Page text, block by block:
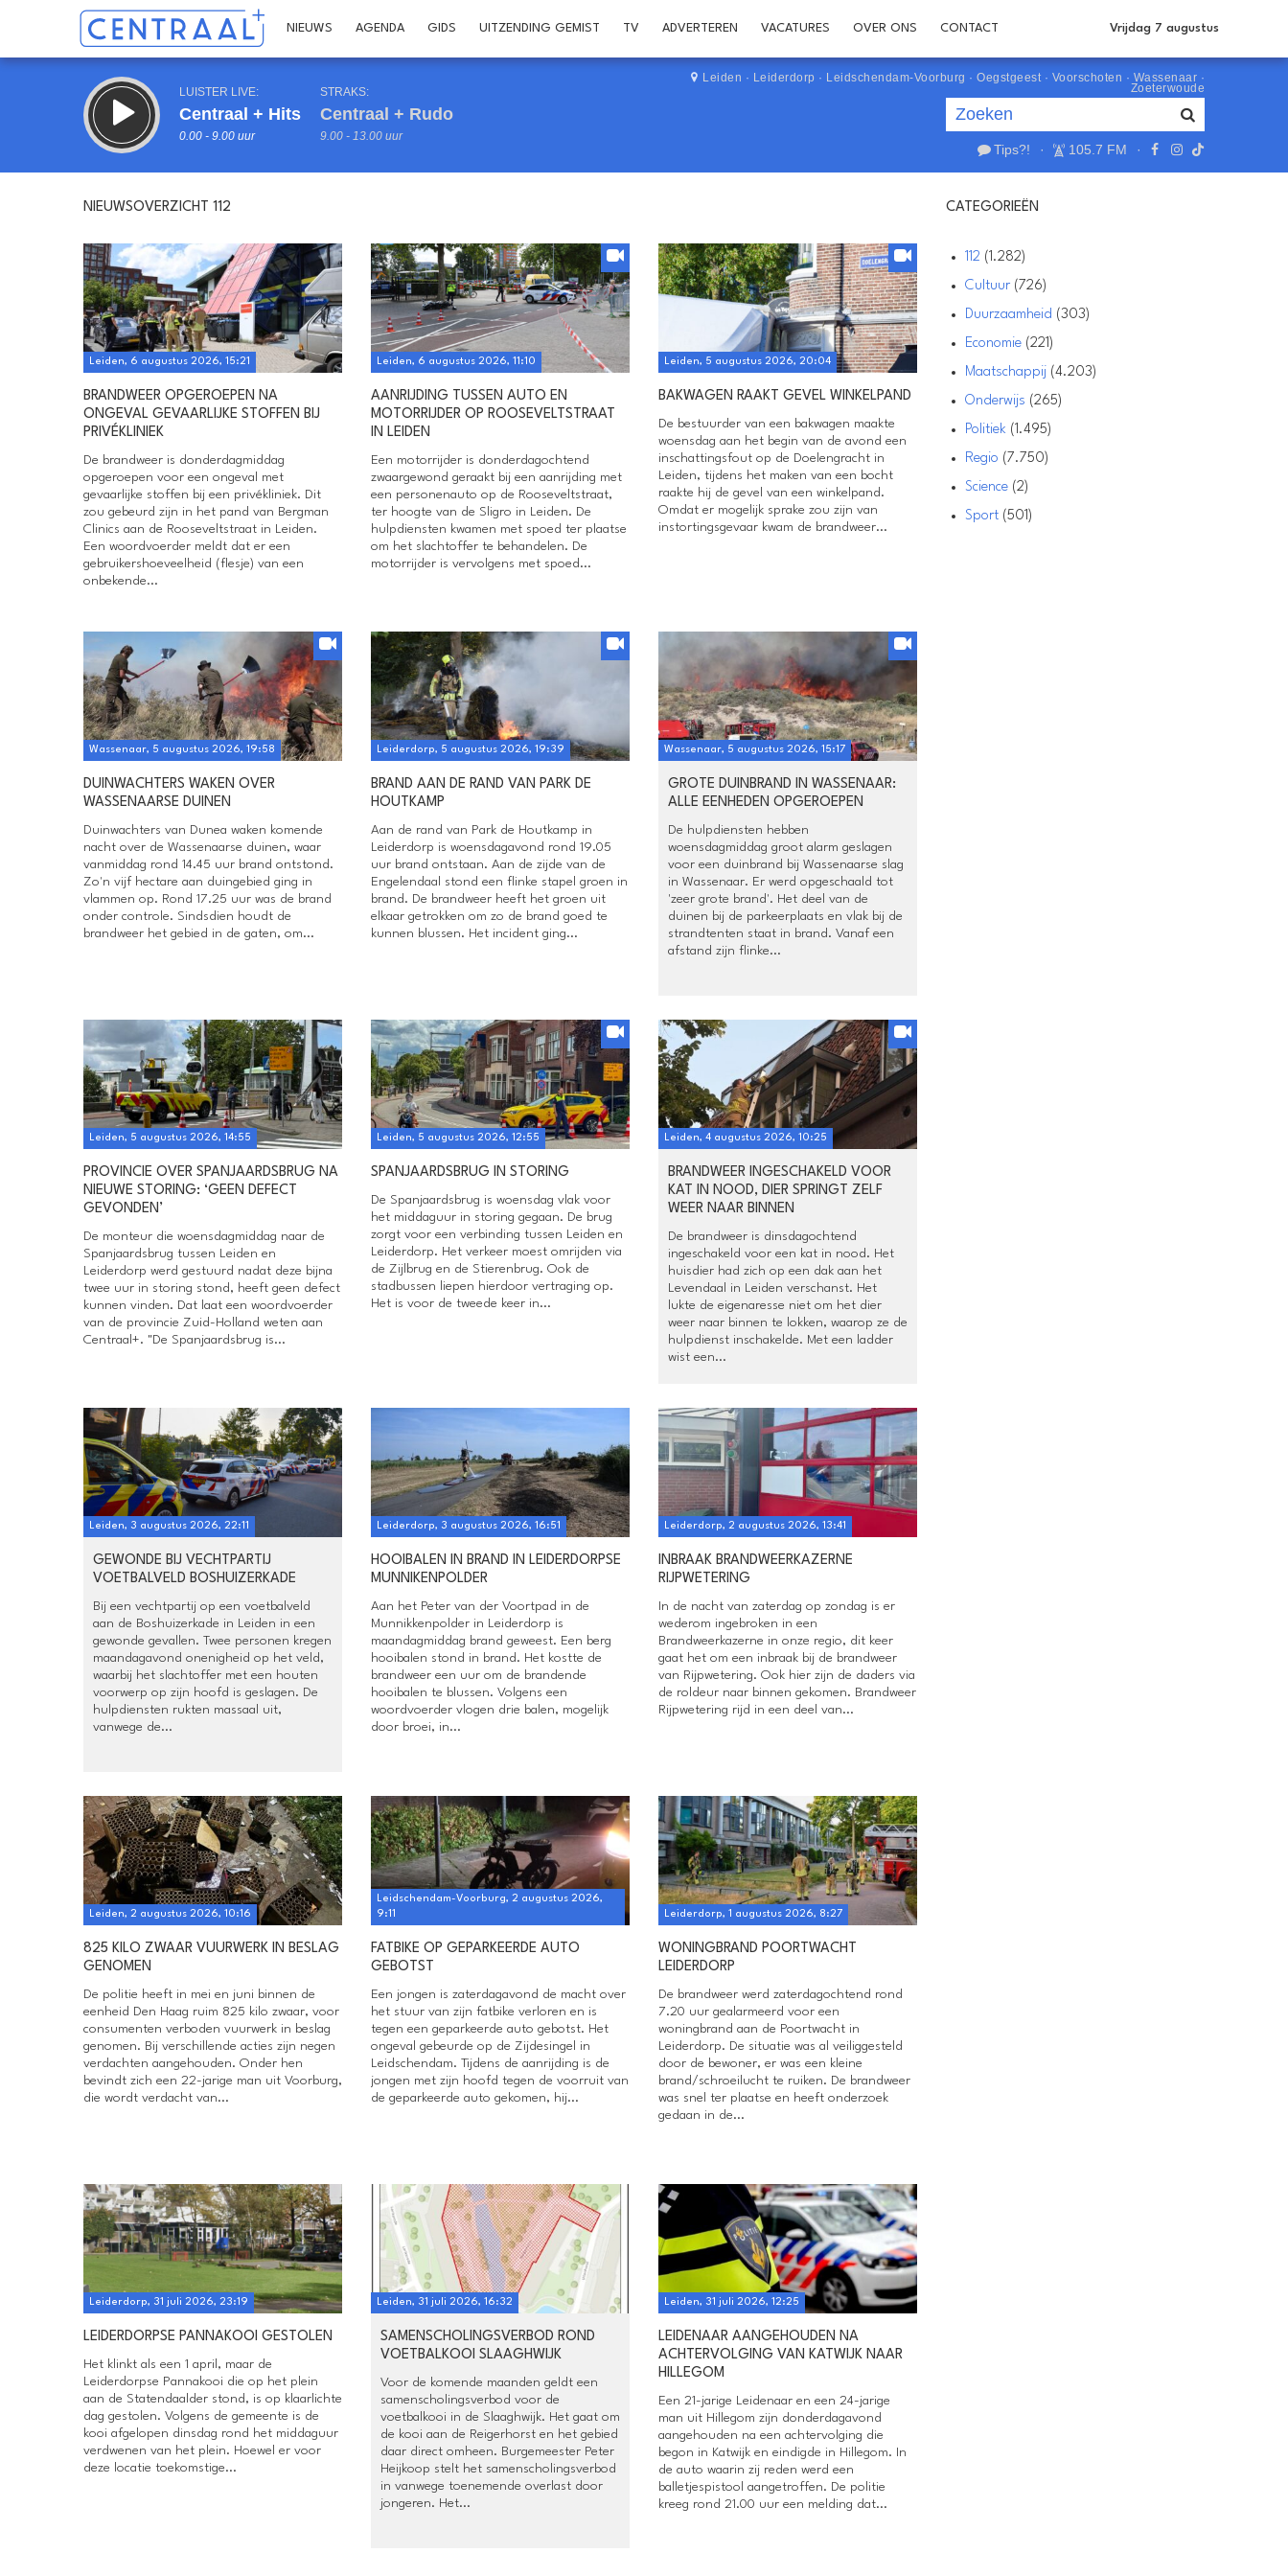
NIEUWS AGENDA GIDS UITZENDING GEMIST TV ADVERTEREN VACATURES OVER ONS CONTACT Vrijdag 7 augustus
LUISTER LIVE:
Centraal + Hits
0.00 - 9.00 uur
STRAKS:
Centraal + Rudo
9.00 - 13.00 uur
Leiden · Leiderdorp · Leidschendam-Voorburg · Oegstgeest· Voorschoten · Wassenaar ·
Zoeterwoude
Tips?! · 105.7 FM ·
Inklappen
NIEUWSOVERZICHT 112 CATEGORIEËN
Leiden, 6 augustus 2026, 15:21
BRANDWEER OPGEROEPEN NA
ONGEVAL GEVAARLIJKE STOFFEN BIJ
PRIVÉKLINIEK
De brandweer is donderdagmiddag
opgeroepen voor een ongeval met
gevaarlijke stoffen bij een privékliniek. Dit
zou gebeurd zijn in het pand van Bergman
Clinics aan de Rooseveltstraat in Leiden.
Een woordvoerder meldt dat er een
gebruikershoeveelheid (flesje) van een
onbekende...
Leiden, 6 augustus 2026, 11:10
AANRIJDING TUSSEN AUTO EN
MOTORRIJDER OP ROOSEVELTSTRAAT
IN LEIDEN
Een motorrijder is donderdagochtend
zwaargewond geraakt bij een aanrijding met
een personenauto op de Rooseveltstraat,
ter hoogte van de Sligro in Leiden. De
hulpdiensten kwamen met spoed ter plaatse
om het slachtoffer te behandelen. De
motorrijder is vervolgens met spoed...
Leiden, 5 augustus 2026, 20:04
BAKWAGEN RAAKT GEVEL WINKELPAND
De bestuurder van een bakwagen maakte
woensdag aan het begin van de avond een
inschattingsfout op de Doelengracht in
Leiden, tijdens het maken van een bocht
raakte hij de gevel van een winkelpand.
Omdat er mogelijk sprake zou zijn van
instortingsgevaar kwam de brandweer...
Wassenaar, 5 augustus 2026, 19:58
DUINWACHTERS WAKEN OVER
WASSENAARSE DUINEN
Duinwachters van Dunea waken komende
nacht over de Wassenaarse duinen, waar
vanmiddag rond 14.45 uur brand ontstond.
Zo'n vijf hectare aan duingebied ging in
vlammen op. Rond 17.25 uur was de brand
onder controle. Sindsdien houdt de
brandweer het gebied in de gaten, om...
Leiderdorp, 5 augustus 2026, 19:39
BRAND AAN DE RAND VAN PARK DE
HOUTKAMP
Aan de rand van Park de Houtkamp in
Leiderdorp is woensdagavond rond 19.05
uur brand ontstaan. Aan de zijde van de
Engelendaal stond een flinke stapel groen in
brand. De brandweer heeft het groen uit
elkaar getrokken om zo de brand goed te
kunnen blussen. Het incident ging...
Wassenaar, 5 augustus 2026, 15:17
GROTE DUINBRAND IN WASSENAAR:
ALLE EENHEDEN OPGEROEPEN
De hulpdiensten hebben
woensdagmiddag groot alarm geslagen
voor een duinbrand bij Wassenaarse slag
in Wassenaar. Er werd opgeschaald tot
'zeer grote brand'. Het deel van de
duinen bij de parkeerplaats en vlak bij de
strandtenten staat in brand. Vanaf een
afstand zijn flinke...
Leiden, 5 augustus 2026, 14:55
PROVINCIE OVER SPANJAARDSBRUG NA
NIEUWE STORING: ‘GEEN DEFECT
GEVONDEN’
De monteur die woensdagmiddag naar de
Spanjaardsbrug tussen Leiden en
Leiderdorp werd gestuurd nadat deze bijna
twee uur in storing stond, heeft geen defect
kunnen vinden. Dat laat een woordvoerder
van de provincie Zuid-Holland weten aan
Centraal+. "De Spanjaardsbrug is...
Leiden, 5 augustus 2026, 12:55
SPANJAARDSBRUG IN STORING
De Spanjaardsbrug is woensdag vlak voor
het middaguur in storing gegaan. De brug
zorgt voor een verbinding tussen Leiden en
Leiderdorp. Het verkeer moest omrijden via
de Zijlbrug en de Stierenbrug. Ook de
stadbussen liepen hierdoor vertraging op.
Het is voor de tweede keer in...
Leiden, 4 augustus 2026, 10:25
BRANDWEER INGESCHAKELD VOOR
KAT IN NOOD, DIER SPRINGT ZELF
WEER NAAR BINNEN
De brandweer is dinsdagochtend
ingeschakeld voor een kat in nood. Het
huisdier had zich op een dak aan het
Levendaal in Leiden verschanst. Het
lukte de eigenaresse niet om het dier
weer naar binnen te lokken, waarop ze de
hulpdienst inschakelde. Met een ladder
wist een...
Leiden, 3 augustus 2026, 22:11
GEWONDE BIJ VECHTPARTIJ
VOETBALVELD BOSHUIZERKADE
Bij een vechtpartij op een voetbalveld
aan de Boshuizerkade in Leiden in een
gewonde gevallen. Twee personen kregen
maandagavond onenigheid op het veld,
waarbij het slachtoffer met een houten
voorwerp op zijn hoofd is geslagen. De
hulpdiensten rukten massaal uit,
vanwege de...
Leiderdorp, 3 augustus 2026, 16:51
HOOIBALEN IN BRAND IN LEIDERDORPSE
MUNNIKENPOLDER
Aan het Peter van der Voortpad in de
Munnikkenpolder in Leiderdorp is
maandagmiddag brand geweest. Een berg
hooibalen stond in brand. Het kostte de
brandweer een uur om de brandende
hooibalen te blussen. Volgens een
woordvoerder vlogen drie balen, mogelijk
door broei, in...
Leiderdorp, 2 augustus 2026, 13:41
INBRAAK BRANDWEERKAZERNE
RIJPWETERING
In de nacht van zaterdag op zondag is er
wederom ingebroken in een
Brandweerkazerne in onze regio, dit keer
gaat het om een inbraak bij de brandweer
van Rijpwetering. Ook hier zijn de daders via
de roldeur naar binnen gekomen. Brandweer
Rijpwetering rijd in een deel van...
Leiden, 2 augustus 2026, 10:16
825 KILO ZWAAR VUURWERK IN BESLAG
GENOMEN
De politie heeft in mei en juni binnen de
eenheid Den Haag ruim 825 kilo zwaar, voor
consumenten verboden vuurwerk in beslag
genomen. Bij verschillende acties zijn negen
verdachten aangehouden. Onder hen
bevindt zich een 22-jarige man uit Voorburg,
die wordt verdacht van...
Leidschendam-Voorburg, 2 augustus 2026,
9:11
FATBIKE OP GEPARKEERDE AUTO
GEBOTST
Een jongen is zaterdagavond de macht over
het stuur van zijn fatbike verloren en is
tegen een geparkeerde auto gebotst. Het
ongeval gebeurde op de Zijdesingel in
Leidschendam. Tijdens de aanrijding is de
jongen met zijn hoofd tegen de voorruit van
de geparkeerde auto gekomen, hij...
Leiderdorp, 1 augustus 2026, 8:27
WONINGBRAND POORTWACHT
LEIDERDORP
De brandweer werd zaterdagochtend rond
7.20 uur gealarmeerd voor een
woningbrand aan de Poortwacht in
Leiderdorp. De situatie was al veiliggesteld
door de bewoner, er was een kleine
brand/schroeilucht te ruiken. De brandweer
was snel ter plaatse en heeft onderzoek
gedaan in de...
Leiderdorp, 31 juli 2026, 23:19
LEIDERDORPSE PANNAKOOI GESTOLEN
Het klinkt als een 1 april, maar de
Leiderdorpse Pannakooi die op het plein
aan de Statendaalder stond, is op klaarlichte
dag gestolen. Volgens de gemeente is de
kooi afgelopen dinsdag rond het middaguur
verdwenen van het plein. Hoewel er voor
deze locatie toekomstige...
Leiden, 31 juli 2026, 16:32
SAMENSCHOLINGSVERBOD ROND
VOETBALKOOI SLAAGHWIJK
Voor de komende maanden geldt een
samenscholingsverbod voor de
voetbalkooi in de Slaaghwijk. Het gaat om
de kooi aan de Reigerhorst en het gebied
daar direct omheen. Burgemeester Peter
Heijkoop stelt het samenscholingsverbod
in vanwege toenemende overlast door
jongeren. Het...
Leiden, 31 juli 2026, 12:25
LEIDENAAR AANGEHOUDEN NA
ACHTERVOLGING VAN KATWIJK NAAR
HILLEGOM
Een 21-jarige Leidenaar en een 24-jarige
man uit Hillegom zijn donderdagavond
aangehouden na een achtervolging die
begon in Katwijk en eindigde in Hillegom. In
de auto waarin zij reden werd een
balletjespistool aangetroffen. De politie
kreeg rond 21.00 uur een melding dat...
112 (1.282)
Cultuur (726)
Duurzaamheid (303)
Economie (221)
Maatschappij (4.203)
Onderwijs (265)
Politiek (1.495)
Regio (7.750)
Science (2)
Sport (501)